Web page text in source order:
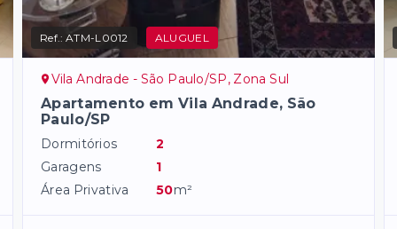
Ref.:ATM-L0012 ALUGUEL
Vila Andrade - São Paulo/SP, Zona Sul
Apartamento em Vila Andrade, São
Paulo/SP
Dormitórios
2
Garagens
1
Área Privativa
50m²